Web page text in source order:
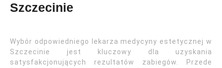
Szczecinie
Wybór odpowiedniego lekarza medycyny estetycznej w
Szczecinie jest kluczowy dla uzyskania
satysfakcjonujących rezultatów zabiegów. Przede